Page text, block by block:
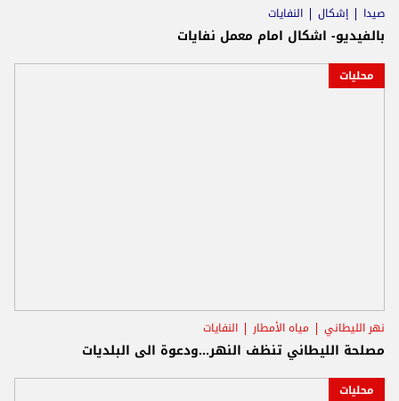
صيدا إشكال النفايات
بالفيديو- اشكال امام معمل نفايات
محليات
نهر الليطاني مياه الأمطار النفايات
مصلحة الليطاني تنظف النهر...ودعوة الى البلديات
محليات